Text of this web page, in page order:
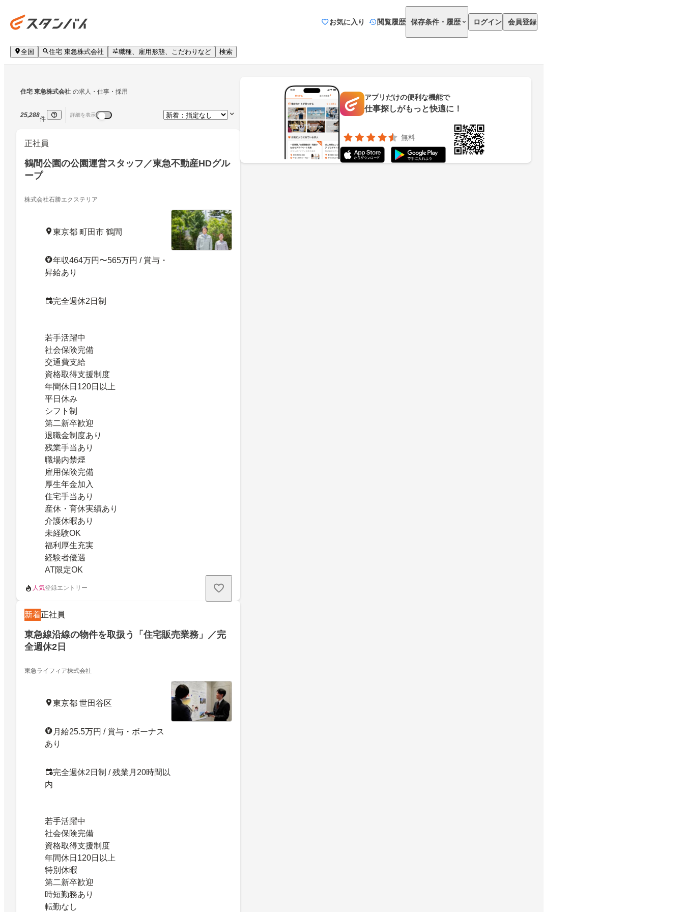
お気に入り 閲覧履歴 保存条件・履歴 ログイン 会員登録
全国 住宅 東急株式会社 職種、雇用形態、こだわりなど 検索
住宅 東急株式会社 の求人・仕事・採用
25,288
件
詳細を表示
正社員
鶴間公園の公園運営スタッフ／東急不動産HDグル
ープ
株式会社石勝エクステリア
東京都 町田市 鶴間
年収464万円〜565万円 / 賞与・
昇給あり
完全週休2日制
若手活躍中
社会保険完備
交通費支給
資格取得支援制度
年間休日120日以上
平日休み
シフト制
第二新卒歓迎
退職金制度あり
残業手当あり
職場内禁煙
雇用保険完備
厚生年金加入
住宅手当あり
産休・育休実績あり
介護休暇あり
未経験OK
福利厚生充実
経験者優遇
AT限定OK
人気登録エントリー
新着正社員
東急線沿線の物件を取扱う「住宅販売業務」／完
全週休2日
東急ライフィア株式会社
東京都 世田谷区
月給25.5万円 / 賞与・ボーナス
あり
完全週休2日制 / 残業月20時間以
内
若手活躍中
社会保険完備
資格取得支援制度
年間休日120日以上
特別休暇
第二新卒歓迎
時短勤務あり
転勤なし
アプリだけの便利な機能で
仕事探しがもっと快適に！
無料